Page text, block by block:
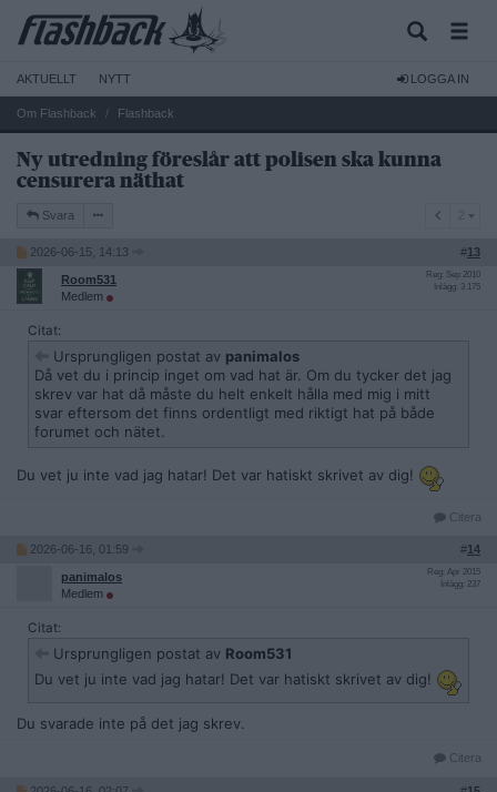
AKTUELLT NYTT LOGGA IN
Om Flashback Flashback
Ny utredning föreslår att polisen ska kunna
censurera näthat
Svara
2026-06-15, 14:13 #13
Room531
Medlem
Reg: Sep 2010
Inlägg: 3 175
Citat:
Ursprungligen postat av panimalos
Då vet du i princip inget om vad hat är. Om du tycker det jag
skrev var hat då måste du helt enkelt hålla med mig i mitt
svar eftersom det finns ordentligt med riktigt hat på både
forumet och nätet.
Du vet ju inte vad jag hatar! Det var hatiskt skrivet av dig!
Citera
2026-06-16, 01:59 #14
panimalos
Medlem
Reg: Apr 2015
Inlägg: 237
Citat:
Ursprungligen postat av Room531
Du vet ju inte vad jag hatar! Det var hatiskt skrivet av dig!
Du svarade inte på det jag skrev.
Citera